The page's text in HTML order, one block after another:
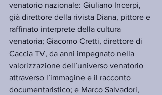
venatorio nazionale: Giuliano Incerpi,
già direttore della rivista Diana, pittore e
raffinato interprete della cultura
venatoria; Giacomo Cretti, direttore di
Caccia TV, da anni impegnato nella
valorizzazione dell’universo venatorio
attraverso l’immagine e il racconto
documentaristico; e Marco Salvadori,